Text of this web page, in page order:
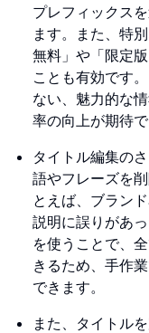
プレフィックス
ます。また、特
無料」や「限定
ことも有効です
ない、魅力的な
率の向上が期待で
タイトル編集の
語やフレーズを
とえば、ブラン
説明に誤りがあ
を使うことで、
きるため、手作
できます。
また、タイトル